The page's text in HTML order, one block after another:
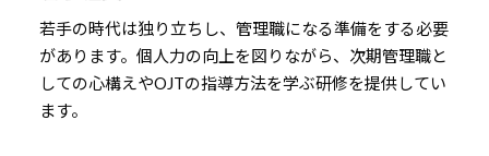
若手の時代は独り立ちし、管理職になる準備をする必要
があります。個人力の向上を図りながら、次期管理職と
しての心構えやOJTの指導方法を学ぶ研修を提供してい
ます。